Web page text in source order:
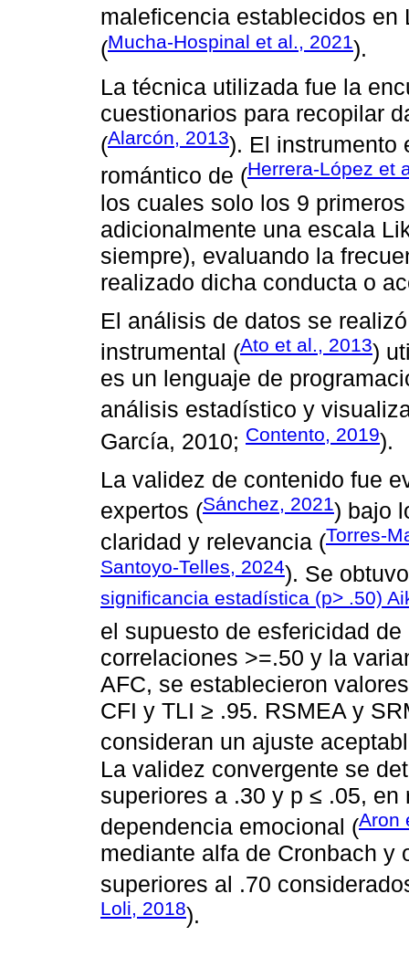
maleficencia establecidos en
(Mucha-Hospinal et al., 2021).
La técnica utilizada fue la
cuestionarios para recopilar
(Alarcón, 2013). El instrumento
romántico de (Herrera-López et
los cuales solo los 9
adicionalmente una escala
siempre), evaluando la
realizado dicha conducta o
El análisis de datos se
instrumental (Ato et al., 2013)
es un lenguaje de
análisis estadístico y
García, 2010; Contento, 2019).
La validez de contenido fue
expertos (Sánchez, 2021) bajo
claridad y relevancia (Torres-
Santoyo-Telles, 2024). Se
significancia estadística (p> .50)
el supuesto de esfericidad
correlaciones >=.50 y la
AFC, se establecieron
CFI y TLI ≥ .95. RSMEA y
consideran un ajuste
La validez convergente se
superiores a .30 y p ≤ .05,
dependencia emocional (Aron
mediante alfa de Cronbach y
superiores al .70
Loli, 2018).